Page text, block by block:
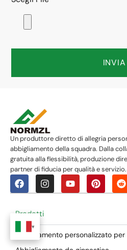
INVIA
Un produttore diretto di allegria
abbigliamento della squadra. Dalla
gratuita alla flessibilità, produzione
partner di fiducia per qualità e servizio.
Prodotti
Abbigliamento personalizzato